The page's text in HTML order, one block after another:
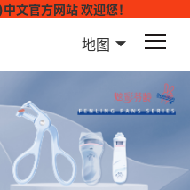
文官方网站 欢迎您！
地图